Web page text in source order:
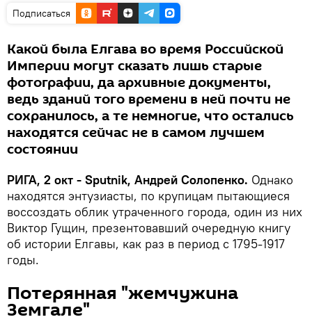
Подписаться
Какой была Елгава во время Российской
Империи могут сказать лишь старые
фотографии, да архивные документы,
ведь зданий того времени в ней почти не
сохранилось, а те немногие, что остались
находятся сейчас не в самом лучшем
состоянии
РИГА, 2 окт - Sputnik, Андрей Солопенко. Однако
находятся энтузиасты, по крупицам пытающиеся
воссоздать облик утраченного города, один из них
Виктор Гущин, презентовавший очередную книгу
об истории Елгавы, как раз в период с 1795-1917
годы.
Потерянная "жемчужина
Земгале"